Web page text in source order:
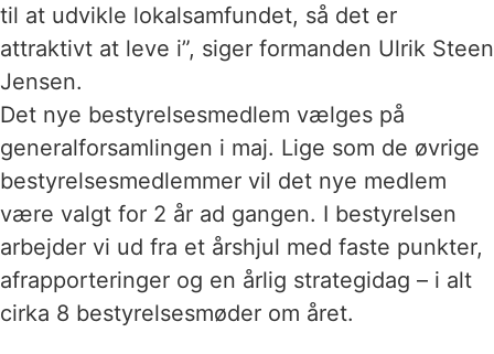
til at udvikle lokalsamfundet, så det er
attraktivt at leve i”, siger formanden Ulrik Steen
Jensen.
Det nye bestyrelsesmedlem vælges på
generalforsamlingen i maj. Lige som de øvrige
bestyrelsesmedlemmer vil det nye medlem
være valgt for 2 år ad gangen. I bestyrelsen
arbejder vi ud fra et årshjul med faste punkter,
afrapporteringer og en årlig strategidag – i alt
cirka 8 bestyrelsesmøder om året.